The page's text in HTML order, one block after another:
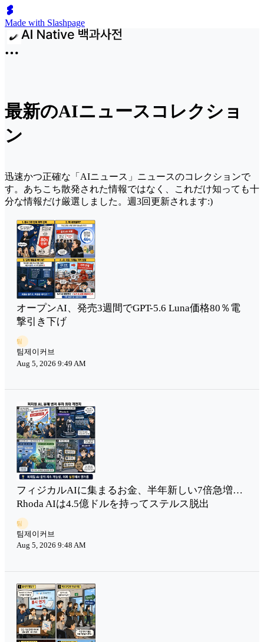
Made with Slashpage
最新のAIニュースコレクショ
ン
迅速かつ正確な「AIニュース」ニュースのコレクションで
す。あちこち散発された情報ではなく、これだけ知っても十
分な情報だけ厳選しました。週3回更新されます:)
オープンAI、発売3週間でGPT-5.6 Luna価格80％電
撃引き下げ
팀
팀제이커브
Aug 5, 2026 9:49 AM
フィジカルAIに集まるお金、半年新しい7倍急増…
Rhoda AIは4.5億ドルを持ってステルス脱出
팀
팀제이커브
Aug 5, 2026 9:48 AM